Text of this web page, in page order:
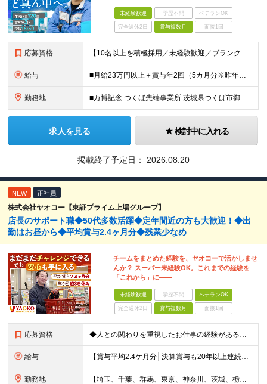
未経験歓迎 学歴不問 ベテランOK
完全週休2日 賞与複数月 面接1回
応募資格 【10名以上を積極採用／未経験歓迎／ブランクOK】 ＜応募条件＞ ◇高卒以上 ◇職種・業種未経験歓迎 ◇第二新卒歓迎 ＜こんな方を歓迎します＞ ◎チームで協力しながら仕事を進めたい方 ◎モノづくり
給与 ■月給23万円以上＋賞与年2回（5カ月分※昨年度実績）＋各種手当 ※上記月給に残業代は含みません、残業代は別途全額支給いたします ※これまでの経験・スキルを考慮して優遇いたします
勤務地 ■万博記念 つくば先端事業所 茨城県つくば市御幸が丘18 ※U・Iターン歓迎
求人を見る 検討中に入れる
掲載終了予定日： 2026.08.20
NEW 正社員
株式会社ヤオコー【東証プライム上場グループ】
店長のサポート職◆50代多数活躍◆定年間近の方も大歓迎！◆出
勤はお昼から◆平均賞与2.4ヶ月分◆残業少なめ
チームをまとめた経験を、ヤオコーで活かしませ
んか？ スーパー未経験OK。これまでの経験を
「これから」に――
未経験歓迎 学歴不問 ベテランOK
完全週休2日 賞与複数月 面接1回
応募資格 ◆人との関わりを重視したお仕事の経験がある方 とくにチームをまとめた経験がある方を歓迎します ┗例えば… □スーパーマーケット・ホームセンター・ドラッグストアなどの 小売業でチームをまと
給与 【賞与平均2.4ケ月分│決算賞与も20年以上連続で支給中！】 ＜月収例＞ 月収29万円（地域限定正社員／残業代・各種手当含む） 月収26万円（契約社員／残業代・各種手当含む） ◆月給：月給258,
勤務地 【埼玉、千葉、群馬、東京、神奈川、茨城、栃木の各店舗で積極採用中！U・Iターン歓迎】 【群馬県】 安中/伊勢崎/太田/桐生/高崎/館林/富岡/ 中之条/藤岡/前橋 【茨城県】 古河/取手/竜ヶ崎